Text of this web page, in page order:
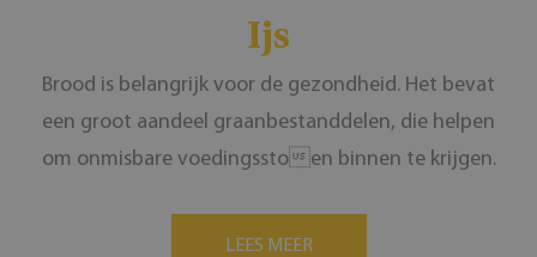
Ijs
Brood is belangrijk voor de gezondheid. Het bevat
een groot aandeel graanbestanddelen, die helpen
om onmisbare voedingsstoen binnen te krijgen.
LEES MEER